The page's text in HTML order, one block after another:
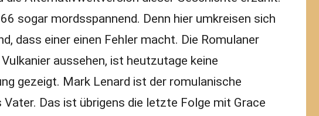
sogar mordsspannend. Denn hier umkreisen sich
dass einer einen Fehler macht. Die Romulaner
aussehen, ist heutzutage keine
gezeigt. Mark Lenard ist der romulanische
Das ist übrigens die letzte Folge mit Grace